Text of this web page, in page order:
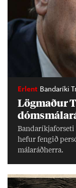
Erlent Bandaríki
Lög­mað­ur
hef­ur feng­ið
mála­ráð­herra.